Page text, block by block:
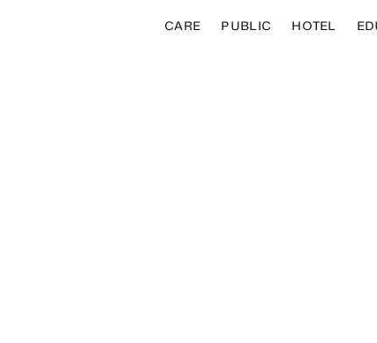
CARE PUBLIC HOTEL